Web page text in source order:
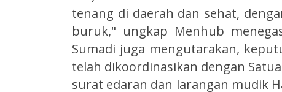
tenang di daerah dan sehat,
buruk," ungkap Menhub
Sumadi juga mengutarakan,
telah dikoordinasikan dengan
surat edaran dan larangan mudik